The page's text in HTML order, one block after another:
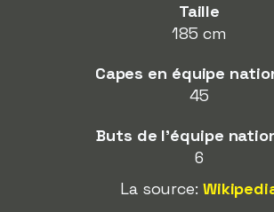
Taille
185 cm
Capes en équipe
45
Buts de l'équipe
6
La source: